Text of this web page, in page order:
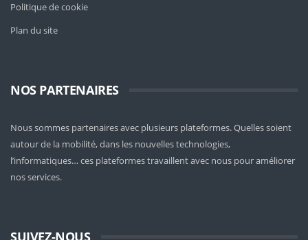
Politique de cookie
Plan du site
NOS PARTENAIRES
Nous sommes partenaires avec plusieurs plateformes. Quelles soient
autour de la mobilité, dans les nouvelles technologies,
l’informatiques… ces plateformes travaillent avec nous pour améliorer
nos services.
SUIVEZ-NOUS